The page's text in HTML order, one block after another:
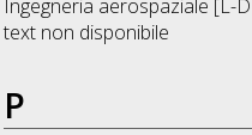
Ingegneria aerospaziale [L-
text non disponibile
P